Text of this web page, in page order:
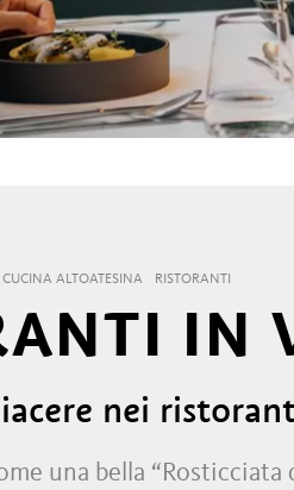
CUCINA ALTOATESINA RISTORANTI
IN
nei
una bella